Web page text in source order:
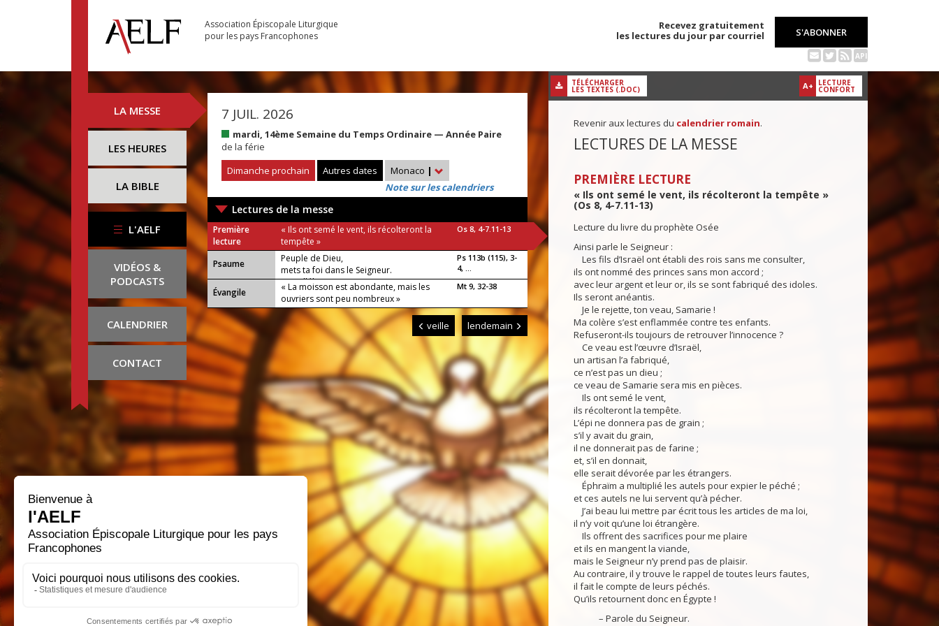
Association Épiscopale Liturgique
pour les pays Francophones
Recevez gratuitement
les lectures du jour par courriel
S'ABONNER
API
LA MESSE
LES HEURES
LA BIBLE
L'AELF
VIDÉOS &
PODCASTS
CALENDRIER
CONTACT
7 JUIL. 2026
mardi, 14ème Semaine du Temps Ordinaire — Année Paire
de la férie
Dimanche prochain
Autres dates Monaco |
Note sur les calendriers
Lectures de la messe
Première
lecture
« Ils ont semé le vent, ils récolteront la
tempête »
Os 8, 4-7.11-13
Psaume
Peuple de Dieu,
mets ta foi dans le Seigneur.
ou : Alléluia !
Ps 113b (115), 3-
4, ...
Évangile
« La moisson est abondante, mais les
ouvriers sont peu nombreux »
Mt 9, 32-38
veille lendemain
A+ LECTURE
CONFORT
TÉLÉCHARGER
LES TEXTES (.DOC)
Revenir aux lectures du calendrier romain.
LECTURES DE LA MESSE
PREMIÈRE LECTURE
« Ils ont semé le vent, ils récolteront la tempête »
(Os 8, 4-7.11-13)
Lecture du livre du prophète Osée
Ainsi parle le Seigneur :
Les fils d’Israël ont établi des rois sans me consulter,
ils ont nommé des princes sans mon accord ;
avec leur argent et leur or, ils se sont fabriqué des idoles.
Ils seront anéantis.
Je le rejette, ton veau, Samarie !
Ma colère s’est enflammée contre tes enfants.
Refuseront-ils toujours de retrouver l’innocence ?
Ce veau est l’œuvre d’Israël,
un artisan l’a fabriqué,
ce n’est pas un dieu ;
ce veau de Samarie sera mis en pièces.
Ils ont semé le vent,
ils récolteront la tempête.
L’épi ne donnera pas de grain ;
s’il y avait du grain,
il ne donnerait pas de farine ;
et, s’il en donnait,
elle serait dévorée par les étrangers.
Éphraïm a multiplié les autels pour expier le péché ;
et ces autels ne lui servent qu’à pécher.
J’ai beau lui mettre par écrit tous les articles de ma loi,
il n’y voit qu’une loi étrangère.
Ils offrent des sacrifices pour me plaire
et ils en mangent la viande,
mais le Seigneur n’y prend pas de plaisir.
Au contraire, il y trouve le rappel de toutes leurs fautes,
il fait le compte de leurs péchés.
Qu’ils retournent donc en Égypte !
– Parole du Seigneur.